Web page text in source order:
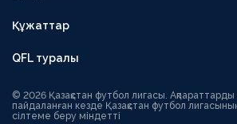
ӘЙЕЛДЕР ЛИГАСЫ
ӘЙЕЛДЕР КУБОГЫ
Құжаттар
QFL туралы
© 2026 Қазақстан футбол лигасы.
пайдаланған кезде Қазақстан футбол
сілтеме беру міндетті